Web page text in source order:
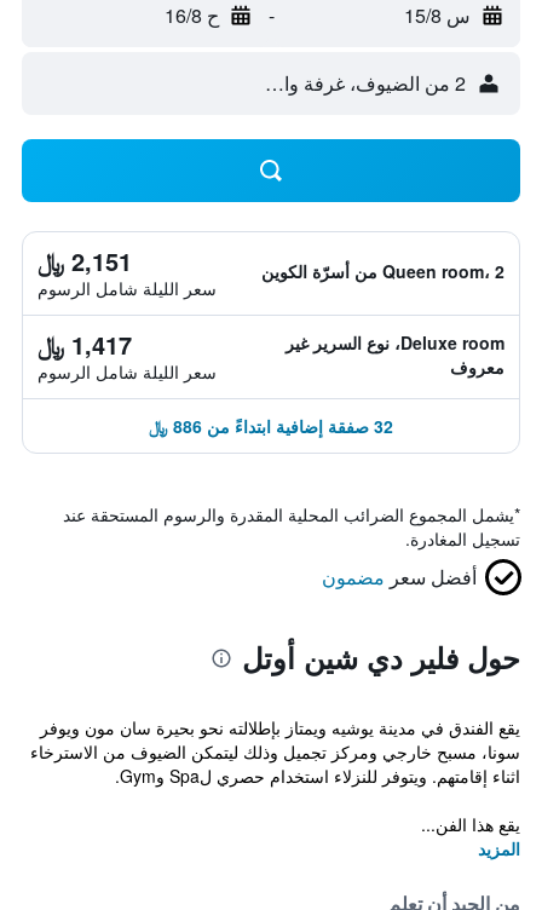
س 15/8 - ح 16/8
2 من الضيوف، غرفة واحدة
Queen room، 2 من أسرّة الكوين 2,151 ﷼
سعر الليلة شامل الرسوم
Deluxe room، نوع السرير غير
معروف
1,417 ﷼
سعر الليلة شامل الرسوم
32 صفقة إضافية ابتداءً من 886 ﷼
*يشمل المجموع الضرائب المحلية المقدرة والرسوم المستحقة عند
تسجيل المغادرة.
أفضل سعر مضمون
حول فلير دي شين أوتل
يقع الفندق في مدينة يوشيه ويمتاز بإطلالته نحو بحيرة سان مون ويوفر
سونا، مسبح خارجي ومركز تجميل وذلك ليتمكن الضيوف من الاسترخاء
اثناء إقامتهم. ويتوفر للنزلاء استخدام حصري لSpa وGym.
يقع هذا الفن...
المزيد
من الجيد أن تعلم